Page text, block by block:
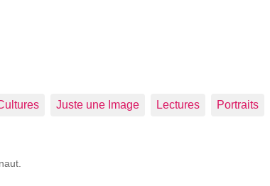
Juste une Image Lectures Portraits